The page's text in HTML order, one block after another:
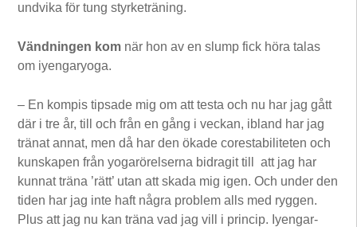
undvika för tung styrketräning.
Vändningen kom när hon av en slump fick höra talas
om iyengaryoga.
– En kompis tipsade mig om att testa och nu har jag gått
där i tre år, till och från en gång i veckan, ibland har jag
tränat annat, men då har den ökade corestabiliteten och
kunskapen från yogarörelserna bidragit till att jag har
kunnat träna ’rätt’ utan att skada mig igen. Och under den
tiden har jag inte haft några problem alls med ryggen.
Plus att jag nu kan träna vad jag vill i princip. Iyengar­